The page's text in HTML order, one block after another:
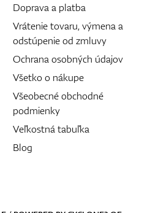
Doprava a platba
Vrátenie tovaru, výmena a
odstúpenie od zmluvy
Ochrana osobných údajov
Všetko o nákupe
Všeobecné obchodné
podmienky
Veľkostná tabuľka
Blog